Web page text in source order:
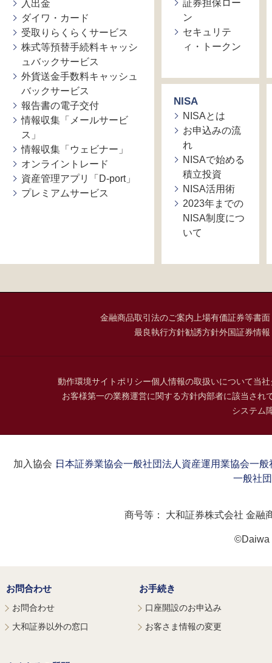
入出金
ダイワ・カード
受取りらくらくサービス
株式等預替手続料キャッシ
ュバックサービス
外貨送金手数料キャッシュ
バックサービス
報告書の電子交付
情報収集「メールサービ
ス」
情報収集「ウェビナー」
オンライントレード
資産管理アプリ「D-port」
プレミアムサービス
証券担保ロー
ン
セキュリテ
ィ・トークン
NISA
NISAとは
お申込みの流
れ
NISAで始める
積立投資
NISA活用術
2023年までの
NISA制度につ
いて
金融商品取引法のご案内 上場有価証券等書
最良執行方針勧誘方針外国証券情
動作環境サイトポリシー個人情報の取扱いについて当
お客様第一の業務運営に関する方針内部者に該当され
システム
加入協会：日本証券業協会一般社団法人資産運用業協会一般
一般社
商号等： 大和証券株式会社 金融
©Daiwa
お問合わせ
お問合わせ
大和証券以外の窓口
お手続き
口座開設のお申込み
お客さま情報の変更